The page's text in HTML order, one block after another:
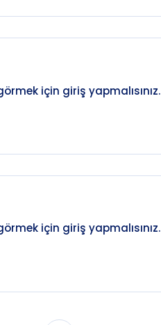
için giriş yapmalısınız.
için giriş yapmalısınız.